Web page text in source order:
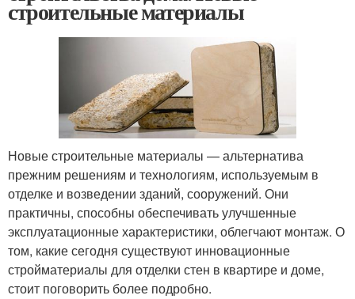
строительные материалы
Новые строительные материалы — альтернатива
прежним решениям и технологиям, используемым в
отделке и возведении зданий, сооружений. Они
практичны, способны обеспечивать улучшенные
эксплуатационные характеристики, облегчают монтаж. О
том, какие сегодня существуют инновационные
стройматериалы для отделки стен в квартире и доме,
стоит поговорить более подробно.